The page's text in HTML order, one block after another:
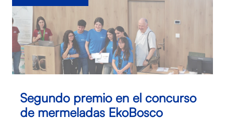
Segundo premio en el concurso
de mermeladas EkoBosco